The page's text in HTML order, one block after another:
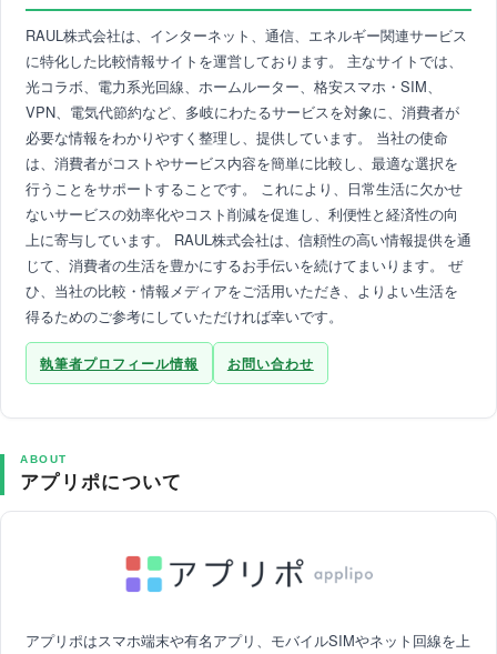
RAUL株式会社は、インターネット、通信、エネルギー関連サービス
に特化した比較情報サイトを運営しております。 主なサイトでは、
光コラボ、電力系光回線、ホームルーター、格安スマホ・SIM、
VPN、電気代節約など、多岐にわたるサービスを対象に、消費者が
必要な情報をわかりやすく整理し、提供しています。 当社の使命
は、消費者がコストやサービス内容を簡単に比較し、最適な選択を
行うことをサポートすることです。 これにより、日常生活に欠かせ
ないサービスの効率化やコスト削減を促進し、利便性と経済性の向
上に寄与しています。 RAUL株式会社は、信頼性の高い情報提供を通
じて、消費者の生活を豊かにするお手伝いを続けてまいります。 ぜ
ひ、当社の比較・情報メディアをご活用いただき、よりよい生活を
得るためのご参考にしていただければ幸いです。
執筆者プロフィール情報 お問い合わせ
ABOUT
アプリポについて
アプリポはスマホ端末や有名アプリ、モバイルSIMやネット回線を上